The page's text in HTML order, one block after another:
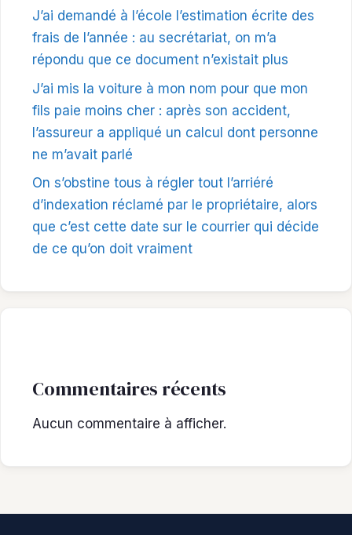
J’ai demandé à l’école l’estimation écrite des
frais de l’année : au secrétariat, on m’a
répondu que ce document n’existait plus
J’ai mis la voiture à mon nom pour que mon
fils paie moins cher : après son accident,
l’assureur a appliqué un calcul dont personne
ne m’avait parlé
On s’obstine tous à régler tout l’arriéré
d’indexation réclamé par le propriétaire, alors
que c’est cette date sur le courrier qui décide
de ce qu’on doit vraiment
Commentaires récents
Aucun commentaire à afficher.